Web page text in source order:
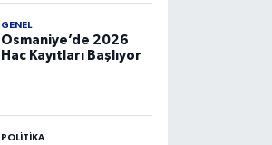
GENEL
Osmaniye’de 2026
Hac Kayıtları Başlıyor
POLITIKA